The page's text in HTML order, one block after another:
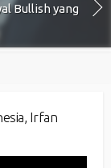
Bullish yang
Irfan